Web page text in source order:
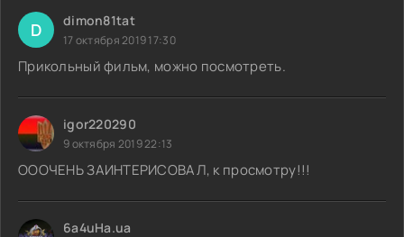
D dimon81tat
17 октября 2019 17:30
Прикольный фильм, можно посмотреть.
igor220290
9 октября 2019 22:13
ОООЧЕНЬ ЗАИНТЕРИСОВАЛ, к просмотру!!!
6a4uHa.ua